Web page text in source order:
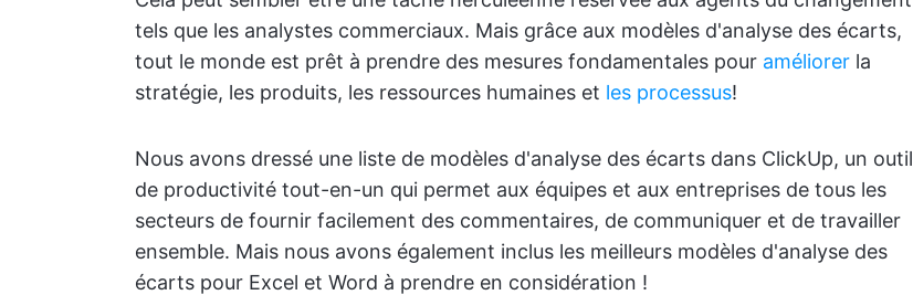
tels que les analystes commerciaux. Mais grâce aux modèles d'analyse des écarts,
tout le monde est prêt à prendre des mesures fondamentales pour améliorer la
stratégie, les produits, les ressources humaines et les processus!
Nous avons dressé une liste de modèles d'analyse des écarts dans ClickUp, un outil
de productivité tout-en-un qui permet aux équipes et aux entreprises de tous les
secteurs de fournir facilement des commentaires, de communiquer et de travailler
ensemble. Mais nous avons également inclus les meilleurs modèles d'analyse des
écarts pour Excel et Word à prendre en considération !